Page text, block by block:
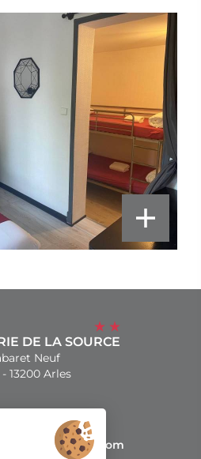
DE LA SOURCE
Neuf
13200 Arles